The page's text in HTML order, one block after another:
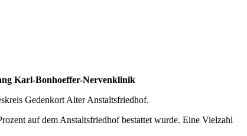
Karl-Bonhoeffer-Nervenklinik
Gedenkort Alter Anstaltsfriedhof.
auf dem Anstaltsfriedhof bestattet wurde. Eine Vielzahl